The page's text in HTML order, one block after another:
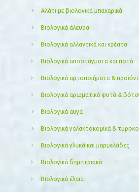
Αλάτι με βιολογικά μπαχαρικά
Βιολογικά άλευρα
Βιολογικά αλλαντικά και κρέατα
Βιολογικά αποστάγματα και ποτά
Βιολογικά αρτοποιήματα &
Βιολογικά αρωματικά φυτά &
Βιολογικά αυγά
Βιολογικά γαλακτοκομικά &
Βιολογικά γλυκά και μαρμελάδες
Βιολογικά δημητριακά
Βιολογικά έλαια